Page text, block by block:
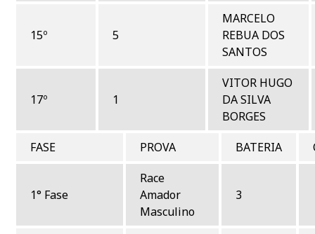
15º 5
MARCELO
REBUA DOS
SANTOS
17º 1
VITOR HUGO
DA SILVA
BORGES
FASE
PROVA BATERIA
1° Fase
Race
Amador
Masculino
3